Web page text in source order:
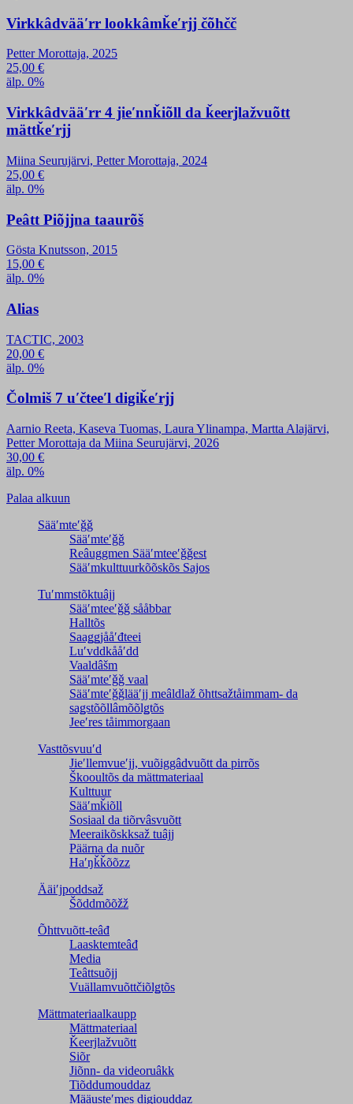
Virkkâdvääʹrr lookkâmǩeʹrjj čõhčč
Petter Morottaja, 2025
25,00 €
älp. 0%
Virkkâdvääʹrr 4 jieʹnnǩiõll da ǩeerjlažvuõtt
mättǩeʹrjj
Miina Seurujärvi, Petter Morottaja, 2024
25,00 €
älp. 0%
Peâtt Piõjjna taaurõš
Gösta Knutsson, 2015
15,00 €
älp. 0%
Alias
TACTIC, 2003
20,00 €
älp. 0%
Čolmiš 7 uʹčteeʹl digiǩeʹrjj
Aarnio Reeta, Kaseva Tuomas, Laura Ylinampa, Martta Alajärvi,
Petter Morottaja da Miina Seurujärvi, 2026
30,00 €
älp. 0%
Palaa alkuun
Sääʹmteʹǧǧ
Sääʹmteʹǧǧ
Reâuggmen Sääʹmteeʹǧǧest
Sääʹmkulttuurkõõskõs Sajos
Tuʹmmstõktuâjj
Sääʹmteeʹǧǧ sååbbar
Halltõs
Saaǥǥjååʹđteei
Luʹvddkååʹdd
Vaaldâšm
Sääʹmteʹǧǧ vaal
Sääʹmteʹǧǧlääʹjj meâldlaž õhttsažtåimmam- da
saǥstõõllâmõõlǥtõs
Jeeʹres tåimmorgaan
Vasttõsvuuʹd
Jieʹllemvueʹjj, vuõiggâdvuõtt da pirrõs
Škooultõs da mättmateriaal
Kulttuur
Sääʹmǩiõll
Sosiaal da tiõrvâsvuõtt
Meeraikõskksaž tuâjj
Päärna da nuõr
Haʹŋǩǩõõzz
Ääiʹjpoddsaž
Šõddmõõžž
Õhttvuõtt-teâđ
Laasktemteâđ
Media
Teâttsuõjj
Vuällamvuõttčiõlǥtõs
Mättmateriaalkaupp
Mättmateriaal
Ǩeerjlažvuõtt
Siõr
Jiõnn- da videoruâkk
Tiõddumouddaz
Määusteʹmes digiouddaz